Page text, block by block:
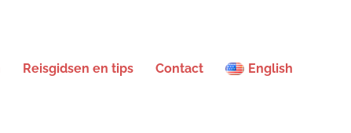
Reisgidsen en tips Contact English